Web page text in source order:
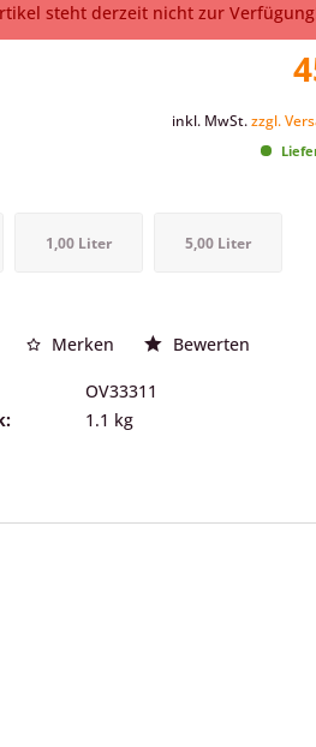
steht derzeit nicht zur
inkl. MwSt.zzgl.
1,00 Liter 5,00 Liter
Merken Bewerten
OV33311
1.1 kg